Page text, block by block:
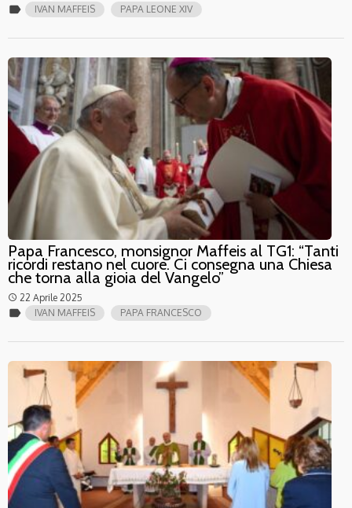
label IVAN MAFFEIS PAPA LEONE XIV
Papa Francesco, monsignor Maffeis al TG1: “Tanti
ricordi restano nel cuore. Ci consegna una Chiesa
che torna alla gioia del Vangelo”
access_time 22 Aprile 2025
label IVAN MAFFEIS PAPA FRANCESCO